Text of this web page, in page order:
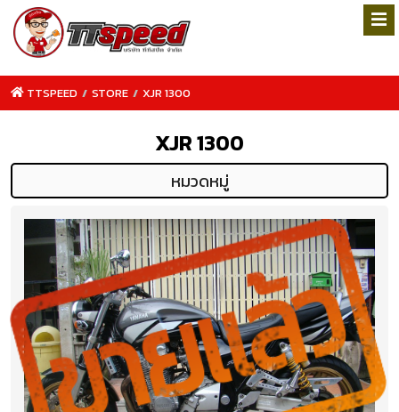
TTSPEED.COM
TTSPEED / STORE / XJR 1300
XJR 1300
หมวดหมู่